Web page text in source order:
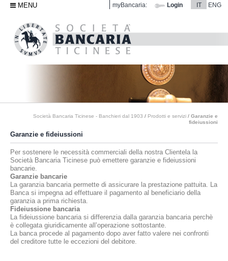
MENU IT ENG
myBancaria: Login
Società Bancaria Ticinese - Banchieri dal 1903 / Prodotti e servizi / Garanzie e
fideiussioni
Garanzie e fideiussioni
Per sostenere le necessità commerciali della nostra Clientela la
Società Bancaria Ticinese può emettere garanzie e fideiussioni
bancarie.
Garanzie bancarie
La garanzia bancaria permette di assicurare la prestazione pattuita. La
Banca si impegna ad effettuare il pagamento al beneficiario della
garanzia a prima richiesta.
Fideiussione bancaria
La fideiussione bancaria si differenzia dalla garanzia bancaria perchè
è collegata giuridicamente all’operazione sottostante.
La banca procede al pagamento dopo aver fatto valere nei confronti
del creditore tutte le eccezioni del debitore.